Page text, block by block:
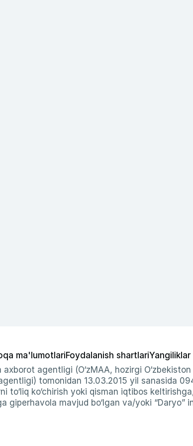
ma'lumotlariFoydalanish shartlariYangiliklar
agentligi (O‘zMAA, hozirgi
tomonidan 13.03.2015 yil sanasida
to‘liq ko‘chirish yoki qisman iqtibos
giperhavola mavjud bo‘lgan va/yoki “Daryo”